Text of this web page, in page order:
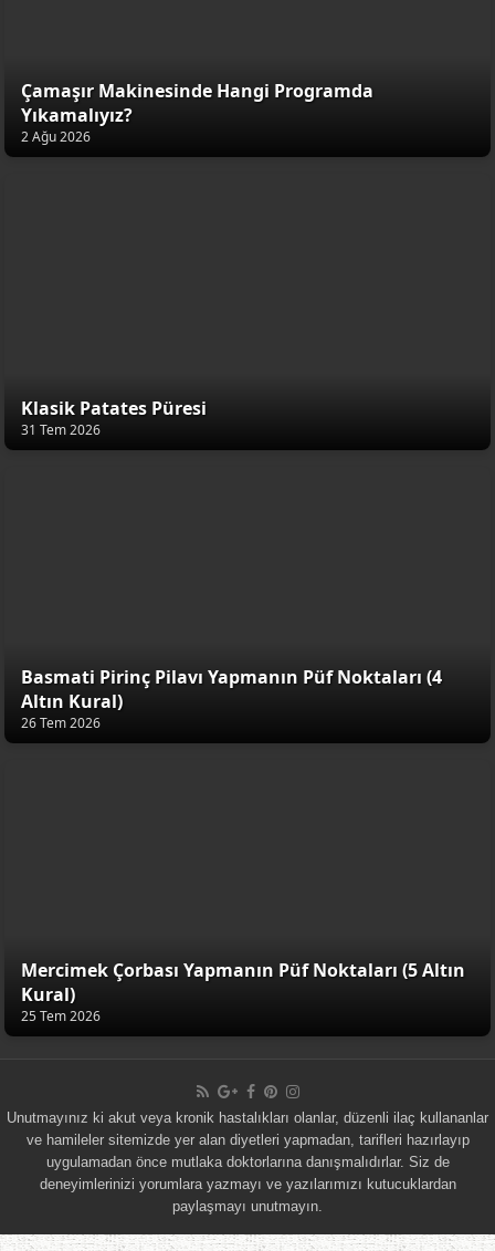
Çamaşır Makinesinde Hangi Programda
Yıkamalıyız?
2 Ağu 2026
Klasik Patates Püresi
31 Tem 2026
Basmati Pirinç Pilavı Yapmanın Püf Noktaları (4
Altın Kural)
26 Tem 2026
Mercimek Çorbası Yapmanın Püf Noktaları (5 Altın
Kural)
25 Tem 2026
Unutmayınız ki akut veya kronik hastalıkları olanlar, düzenli ilaç kullananlar
ve hamileler sitemizde yer alan diyetleri yapmadan, tarifleri hazırlayıp
uygulamadan önce mutlaka doktorlarına danışmalıdırlar. Siz de
deneyimlerinizi yorumlara yazmayı ve yazılarımızı kutucuklardan
paylaşmayı unutmayın.